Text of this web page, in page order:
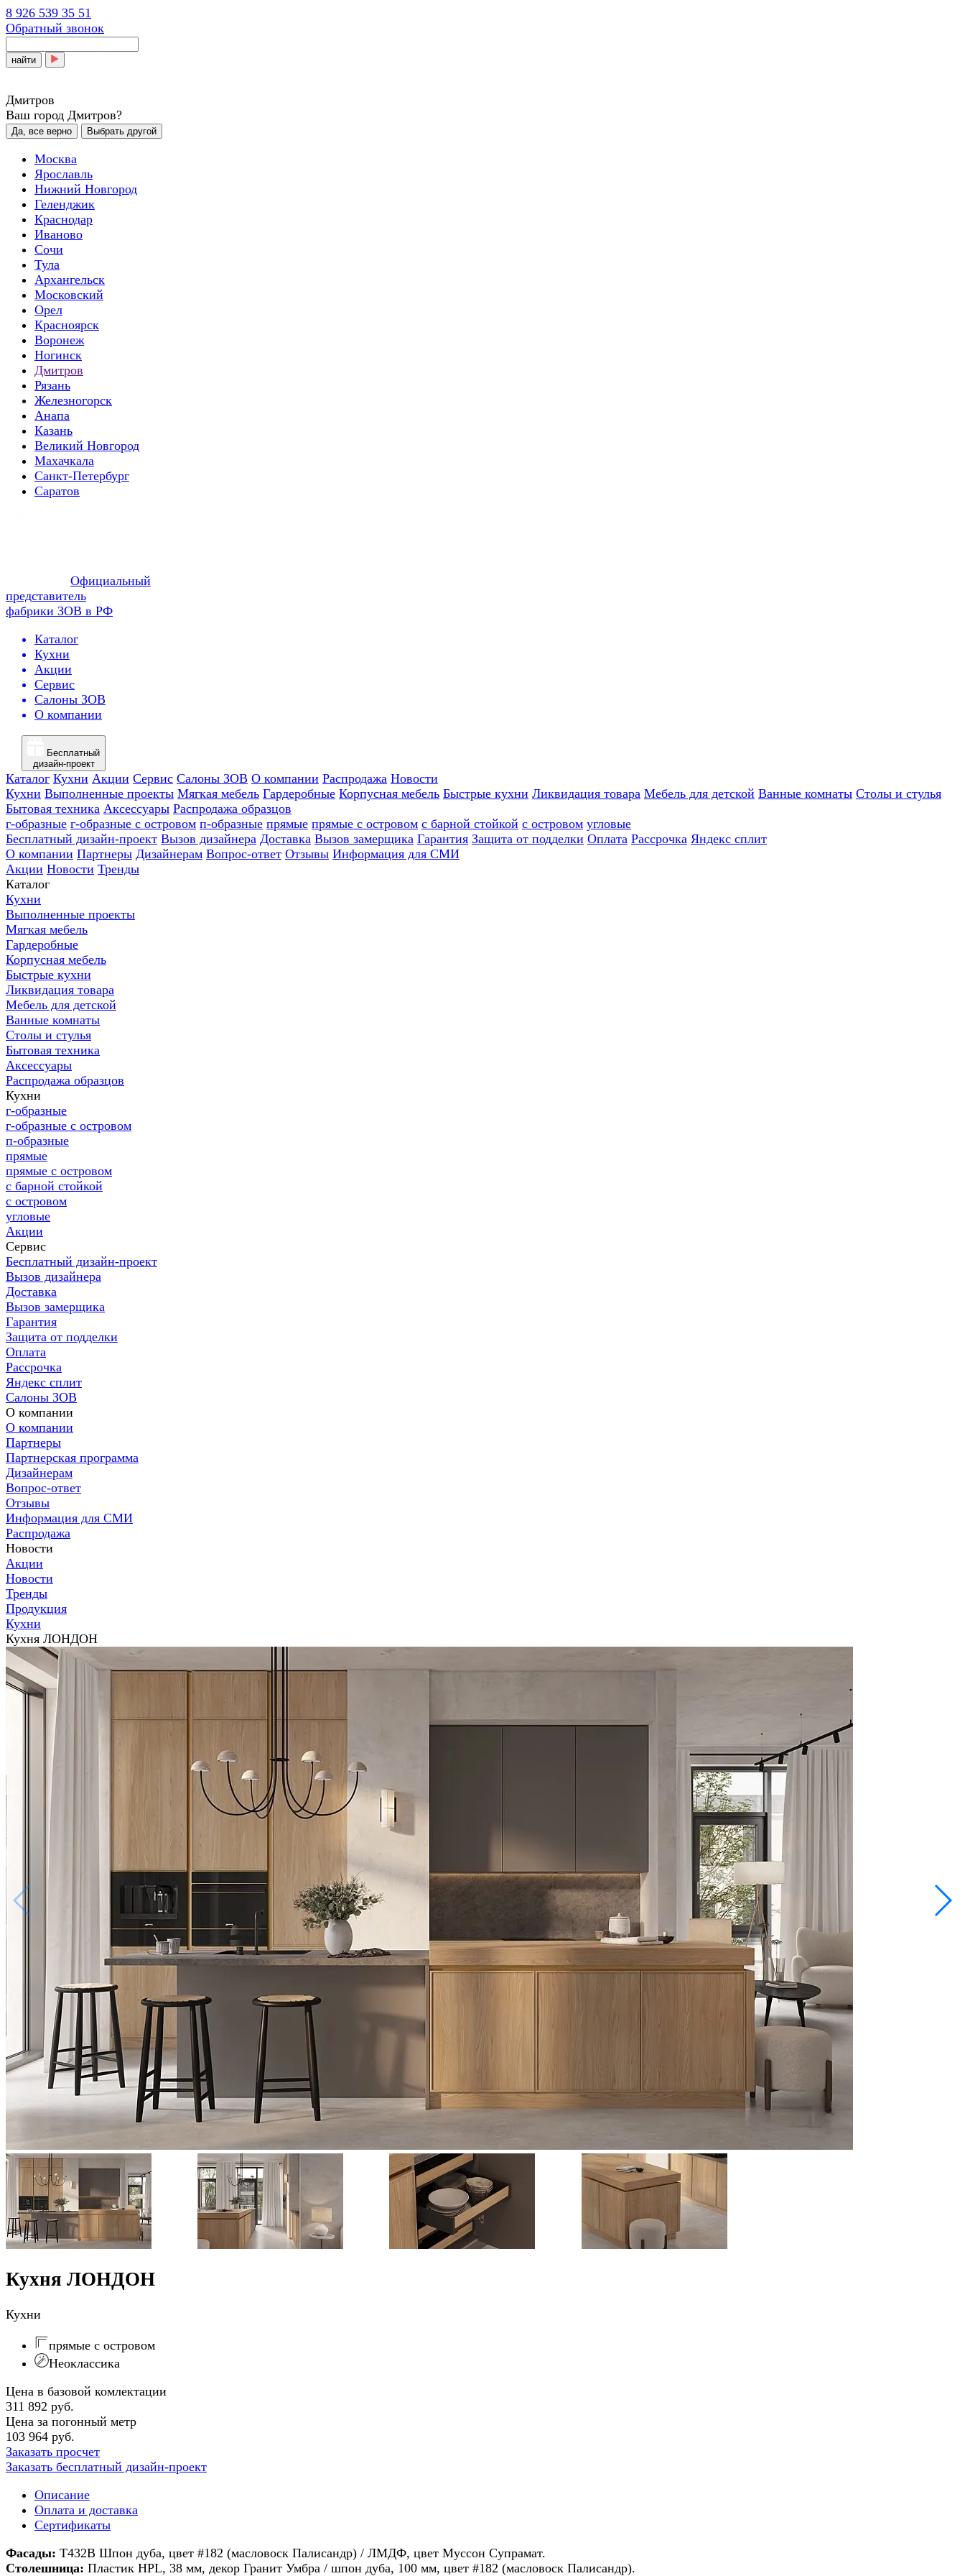
8 926 539 35 51
Обратный звонок
найти
Дмитров
Ваш город Дмитров?
Да, все верно Выбрать другой
Москва
Ярославль
Нижний Новгород
Геленджик
Краснодар
Иваново
Сочи
Тула
Архангельск
Московский
Орел
Красноярск
Воронеж
Ногинск
Дмитров
Рязань
Железногорск
Анапа
Казань
Великий Новгород
Махачкала
Санкт-Петербург
Саратов
Официальный
представитель
фабрики ЗОВ в РФ
Каталог
Кухни
Акции
Сервис
Салоны ЗОВ
О компании
Бесплатный
дизайн-проект
Каталог Кухни Акции Сервис Салоны ЗОВ О компании Распродажа Новости
Кухни Выполненные проекты Мягкая мебель Гардеробные Корпусная мебель Быстрые кухни Ликвидация товара Мебель для детской Ванные комнаты Столы и стулья
Бытовая техника Аксессуары Распродажа образцов
г-образные г-образные с островом п-образные прямые прямые с островом с барной стойкой с островом угловые
Бесплатный дизайн-проект Вызов дизайнера Доставка Вызов замерщика Гарантия Защита от подделки Оплата Рассрочка Яндекс сплит
О компании Партнеры Дизайнерам Вопрос-ответ Отзывы Информация для СМИ
Акции Новости Тренды
Каталог
Кухни
Выполненные проекты
Мягкая мебель
Гардеробные
Корпусная мебель
Быстрые кухни
Ликвидация товара
Мебель для детской
Ванные комнаты
Столы и стулья
Бытовая техника
Аксессуары
Распродажа образцов
Кухни
г-образные
г-образные с островом
п-образные
прямые
прямые с островом
с барной стойкой
с островом
угловые
Акции
Сервис
Бесплатный дизайн-проект
Вызов дизайнера
Доставка
Вызов замерщика
Гарантия
Защита от подделки
Оплата
Рассрочка
Яндекс сплит
Салоны ЗОВ
О компании
О компании
Партнеры
Партнерская программа
Дизайнерам
Вопрос-ответ
Отзывы
Информация для СМИ
Распродажа
Новости
Акции
Новости
Тренды
Продукция
Кухни
Кухня ЛОНДОН
Кухня ЛОНДОН
Кухни
прямые с островом
Неоклассика
Цена в базовой комлектации
311 892 руб.
Цена за погонный метр
103 964 руб.
Заказать просчет
Заказать бесплатный дизайн-проект
Описание
Оплата и доставка
Сертификаты
Фасады: T432В Шпон дуба, цвет #182 (масловоск Палисандр) / ЛМДФ, цвет Муссон Супрамат.
Столешница: Пластик HPL, 38 мм, декор Гранит Умбра / шпон дуба, 100 мм, цвет #182 (масловоск Палисандр).